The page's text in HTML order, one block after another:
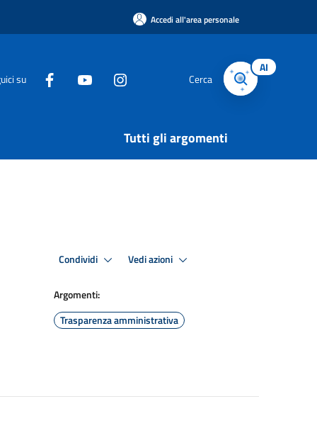
Accedi all'area personale
su Cerca
AI
Tutti gli argomenti
Condividi Vedi azioni
Argomenti:
Trasparenza amministrativa